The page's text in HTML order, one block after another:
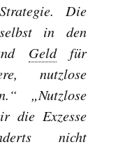
Die
in den
Geldfür
nutzlose
„Nutzlose
die Exzesse
nicht